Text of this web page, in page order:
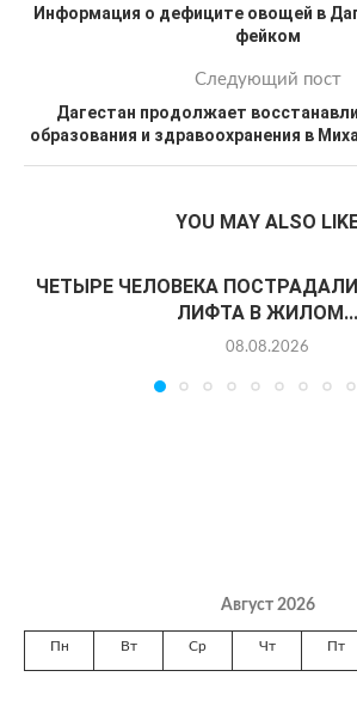
Информация о дефиците овощей в
фейком
Следующий пост
Дагестан продолжает
образования и здравоохранения в
YOU MAY ALSO
ЧЕТЫРЕ ЧЕЛОВЕКА
ЛИФТА В ЖИЛОМ...
08.08.2026
Август 2026
Пн Вт Ср Чт Пт